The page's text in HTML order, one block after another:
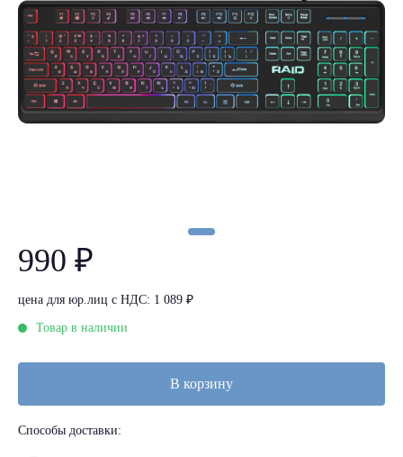
990 ₽
цена для юр.лиц с НДС: 1 089 ₽
Товар в наличии
В корзину
Способы доставки: